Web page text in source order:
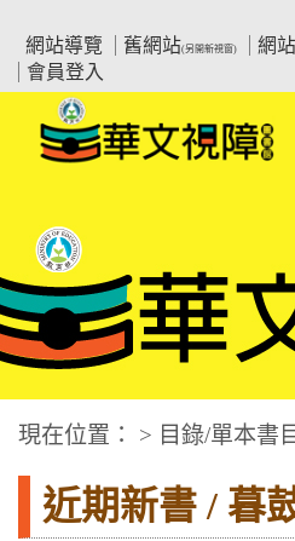
要
網站導覽
舊網站(另開新視窗) 網
會員登入
:::中央區塊
華文視障電子圖書網
現在位置： > 目錄/單本書
近期新書 / 暮